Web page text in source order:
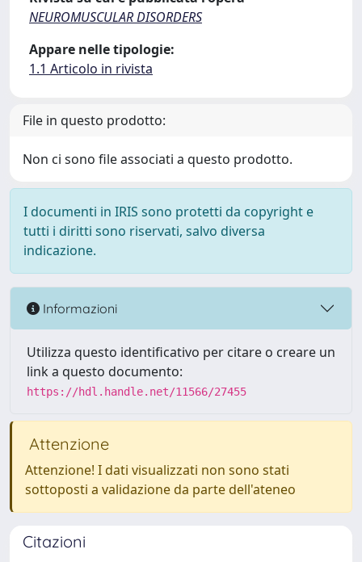
NEUROMUSCULAR DISORDERS
Appare nelle tipologie:
1.1 Articolo in rivista
File in questo prodotto:
Non ci sono file associati a questo prodotto.
I documenti in IRIS sono protetti da copyright e
tutti i diritti sono riservati, salvo diversa
indicazione.
Informazioni
Utilizza questo identificativo per citare o creare un
link a questo documento:
https://hdl.handle.net/11566/27455
Attenzione
Attenzione! I dati visualizzati non sono stati
sottoposti a validazione da parte dell'ateneo
Citazioni